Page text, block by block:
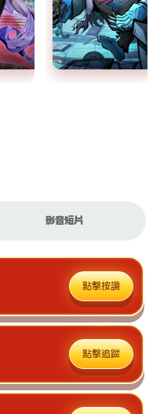
影音短片
點擊按讚
點擊追蹤